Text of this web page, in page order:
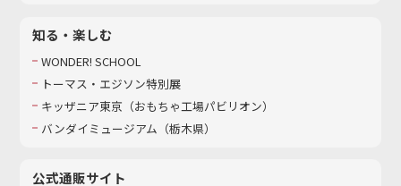
知る・楽しむ
WONDER! SCHOOL
トーマス・エジソン特別展
キッザニア東京（おもちゃ工場パビリオン）​
バンダイミュージアム（栃木県）
公式通販サイト